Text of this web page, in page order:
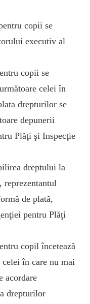
copii se
executiv al
copii se
celei în
drepturilor se
depunerii
Plăţi şi Inspecţie
dreptului la
reprezentantul
de plată,
pentru Plăţi
copil încetează
în care nu mai
acordare
drepturilor